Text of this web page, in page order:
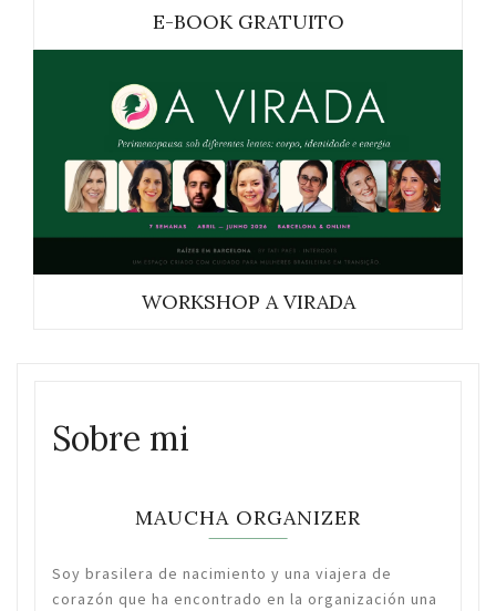
E-BOOK GRATUITO
WORKSHOP A VIRADA
Sobre mi
MAUCHA ORGANIZER
Soy brasilera de nacimiento y una viajera de
corazón que ha encontrado en la organización una